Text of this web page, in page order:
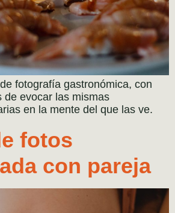
fotografía gastronómica, con
de evocar las mismas
en la mente del que las ve.
fotos
con pareja